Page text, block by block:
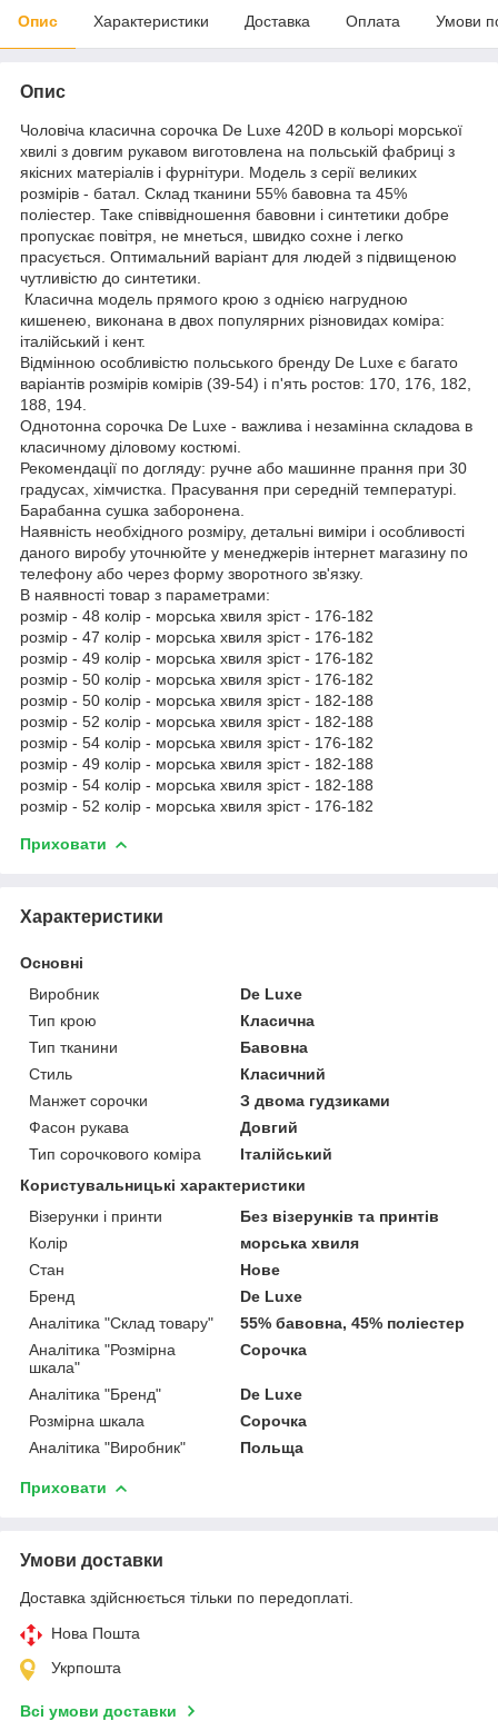
Опис Характеристики Доставка Оплата Умови
Опис
Чоловіча класична сорочка De Luxe 420D в кольорі морської
хвилі з довгим рукавом виготовлена на польській фабриці з
якісних матеріалів і фурнітури. Модель з серії великих
розмірів - батал. Склад тканини 55% бавовна та 45%
поліестер. Таке співвідношення бавовни і синтетики добре
пропускає повітря, не мнеться, швидко сохне і легко
прасується. Оптимальний варіант для людей з підвищеною
чутливістю до синтетики.
Класична модель прямого крою з однією нагрудною
кишенею, виконана в двох популярних різновидах коміра:
італійський і кент.
Відмінною особливістю польського бренду De Luxe є багато
варіантів розмірів комірів (39-54) і п'ять ростов: 170, 176, 182,
188, 194.
Однотонна сорочка De Luxe - важлива і незамінна складова в
класичному діловому костюмі.
Рекомендації по догляду: ручне або машинне прання при 30
градусах, хімчистка. Прасування при середній температурі.
Барабанна сушка заборонена.
Наявність необхідного розміру, детальні виміри і особливості
даного виробу уточнюйте у менеджерів інтернет магазину по
телефону або через форму зворотного зв'язку.
В наявності товар з параметрами:
розмір - 48 колір - морська хвиля зріст - 176-182
розмір - 47 колір - морська хвиля зріст - 176-182
розмір - 49 колір - морська хвиля зріст - 176-182
розмір - 50 колір - морська хвиля зріст - 176-182
розмір - 50 колір - морська хвиля зріст - 182-188
розмір - 52 колір - морська хвиля зріст - 182-188
розмір - 54 колір - морська хвиля зріст - 176-182
розмір - 49 колір - морська хвиля зріст - 182-188
розмір - 54 колір - морська хвиля зріст - 182-188
розмір - 52 колір - морська хвиля зріст - 176-182
Приховати
Характеристики
Основні
Виробник
De Luxe
Тип крою
Класична
Тип тканини
Бавовна
Стиль
Класичний
Манжет сорочки
З двома гудзиками
Фасон рукава
Довгий
Тип сорочкового коміра
Італійський
Користувальницькі характеристики
Візерунки і принти
Без візерунків та принтів
Колір
морська хвиля
Стан
Нове
Бренд
De Luxe
Аналітика "Склад товару"
55% бавовна, 45% поліестер
Аналітика "Розмірна
шкала"
Сорочка
Аналітика "Бренд"
De Luxe
Розмірна шкала
Сорочка
Аналітика "Виробник"
Польща
Приховати
Умови доставки
Доставка здійснюється тільки по передоплаті.
Нова Пошта
Укрпошта
Всі умови доставки